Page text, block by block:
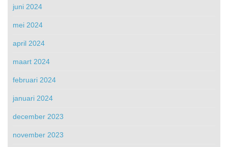
juni 2024
mei 2024
april 2024
maart 2024
februari 2024
januari 2024
december 2023
november 2023